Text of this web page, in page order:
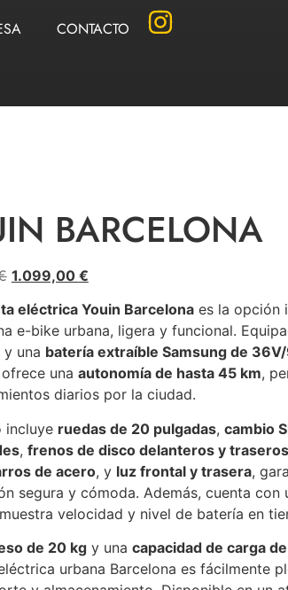
CONTACTO
BARCELONA
1.099,00 €
eléctrica Youin Barcelonaes la opción
e-bike urbana, ligera y funcional.
y una batería extraíble Samsung de
una autonomía de hasta 45 km,
diarios por la ciudad.
incluye ruedas de 20 pulgadas, cambio
, frenos de disco delanteros y traseros
de acero, y luz frontal y trasera,
segura y cómoda. Además, cuenta con
velocidad y nivel de batería en
de 20 kgy una capacidad de carga
urbana Barcelona es fácilmente